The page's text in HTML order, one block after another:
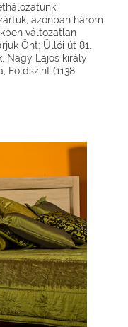
azonban három
változatlan
Önt: Üllői út 81.
Nagy Lajos király
Földszint (1138